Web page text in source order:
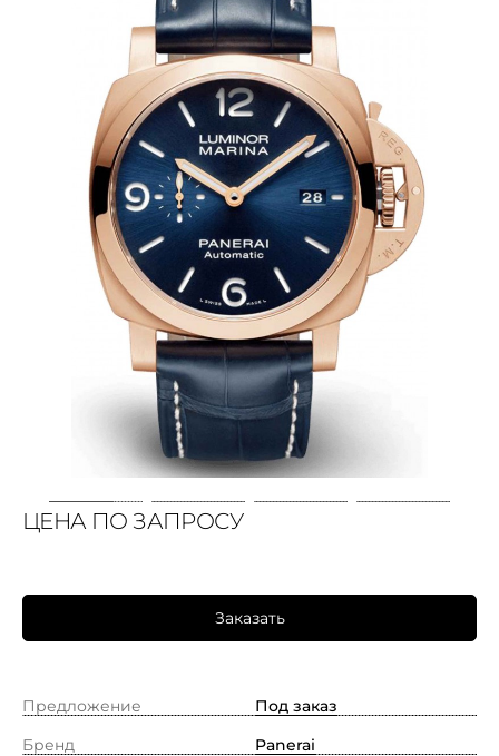
ЦЕНА ПО ЗАПРОСУ
Заказать
Предложение
Под заказ
Бренд
Panerai